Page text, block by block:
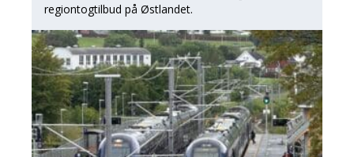
regiontogtilbud på Østlandet.